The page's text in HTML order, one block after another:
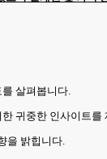
살펴봅니다.
귀중한 인사이트를
을 밝힙니다.